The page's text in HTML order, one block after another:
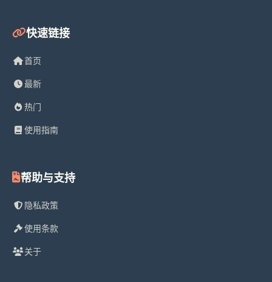
快速链接
首页
最新
热门
使用指南
帮助与支持
隐私政策
使用条款
关于